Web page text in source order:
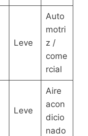
Leve
Auto
motri
z /
come
rcial
Leve
Aire
acon
dicio
nado